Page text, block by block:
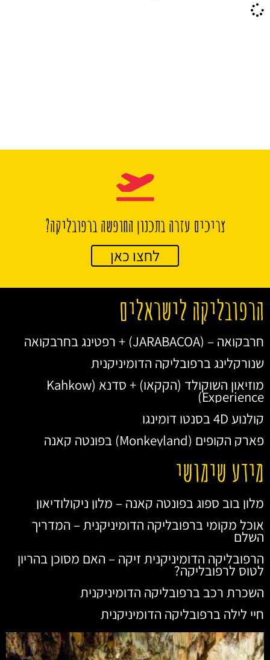
צריכים עזרה בתכנון החופשה ברפובליקה?
לחצו כאן
הרפובליקה לישראלים
חרבקואה – (JARABACOA) + רפטינג בחרבקואה
שנורקלינג ברפובליקה הדומיניקנית
מוזיאון השוקולד (הקקאו) + סדנא (Kahkow
Experience)
קולנוע 4D בסנטו דומינגו
פארק הקופים (Monkeyland) בפונטה קאנה
מידע שימושי
מלון בוב ספוג בפונטה קאנה – מלון ניקולודיאון
אוכל מקומי ברפובליקה הדומיניקנית – המדריך
השלם
הרפובליקה הדומיניקנית זיקה – האם מסוכן בהריון
לטוס לרפובליקה?
השכרת רכב ברפובליקה הדומיניקנית
חיי לילה ברפובליקה הדומיניקנית